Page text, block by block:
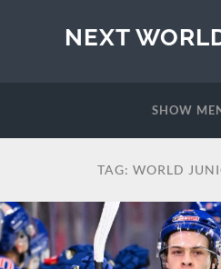
NEXT
SHOW
TAG: WORLD